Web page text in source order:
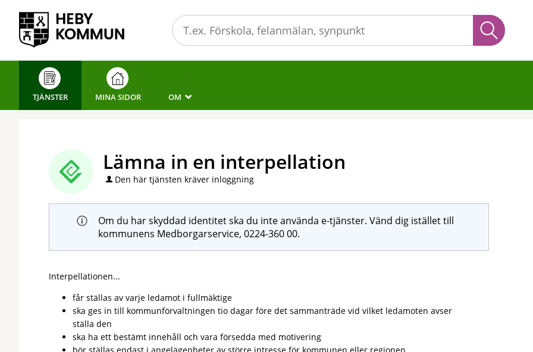
tjänster
kommun
TJÄNSTER MINA SIDOR OM _
Lämna in en interpellation
Den här tjänsten kräver inloggning
Om du har skyddad identitet ska du inte använda e-tjänster. Vänd dig istället till
kommunens Medborgarservice, 0224-360 00.
Interpellationen...
får ställas av varje ledamot i fullmäktige
ska ges in till kommunförvaltningen tio dagar före det sammanträde vid vilket ledamoten avser
ställa den
ska ha ett bestämt innehåll och vara försedda med motivering